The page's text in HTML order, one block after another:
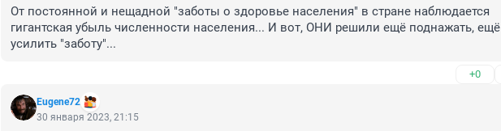
От постоянной и нещадной "заботы о здоровье населения" в стране наблюдается
гигантская убыль численности населения... И вот, ОНИ решили ещё поднажать, ещё
усилить "заботу"...
+0
Eugene72
30 января 2023, 21:15